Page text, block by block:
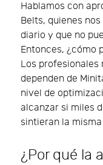
Hablamos con
Belts, quienes
diario y que no
Entonces, ¿cómo
Los
dependen de
nivel de
alcanzar si miles
sintieran la
¿Por qué la